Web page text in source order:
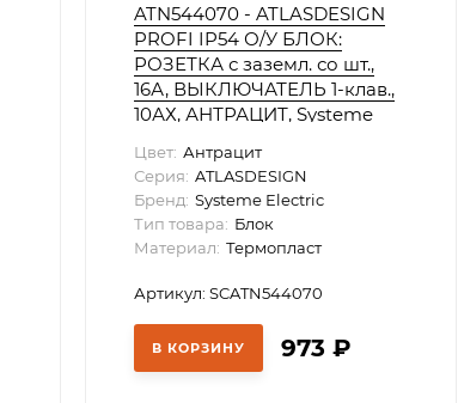
ATN544070 - ATLASDESIGN
PROFI IP54 О/У БЛОК:
РОЗЕТКА с заземл. со шт.,
16А, ВЫКЛЮЧАТЕЛЬ 1-клав.,
10АХ, АНТРАЦИТ, Systeme
Цвет: Антрацит
Серия: ATLASDESIGN
Бренд: Systeme Electric
Тип товара: Блок
Материал: Термопласт
Артикул: SCATN544070
В КОРЗИНУ 973 ₽